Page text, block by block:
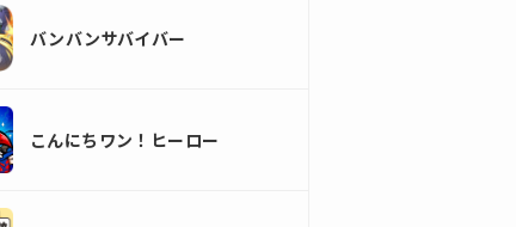
バンバンサバイバー
こんにちワン！ヒーロー